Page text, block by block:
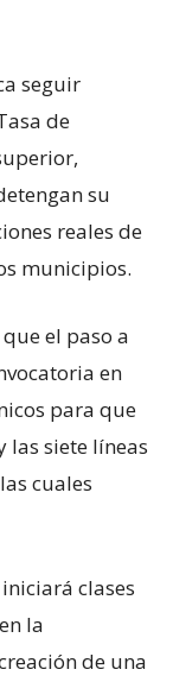
seguir
de
su
reales de
municipios.
el paso a
en
para que
las siete líneas
cuales
clases
la
de una